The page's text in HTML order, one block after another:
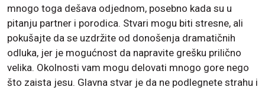
mnogo toga dešava odjednom, posebno kada su u
pitanju partner i porodica. Stvari mogu biti stresne, ali
pokušajte da se uzdržite od donošenja dramatičnih
odluka, jer je mogućnost da napravite grešku prilično
velika. Okolnosti vam mogu delovati mnogo gore nego
što zaista jesu. Glavna stvar je da ne podlegnete strahu i